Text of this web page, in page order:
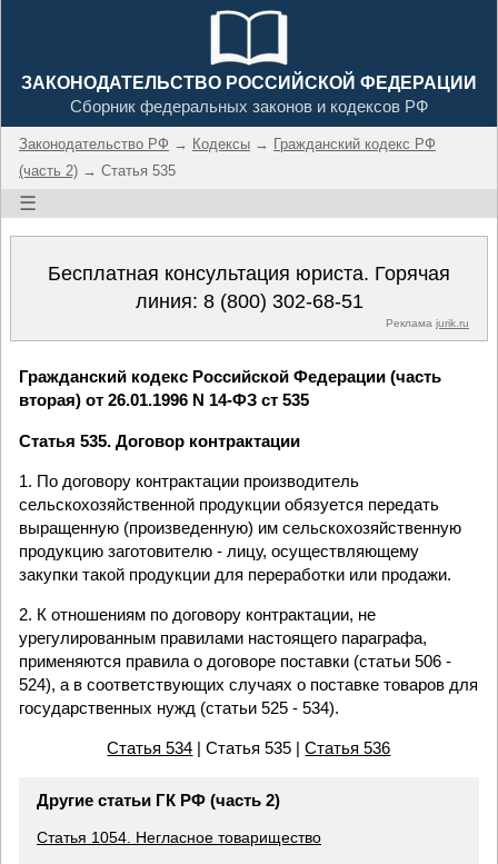
ЗАКОНОДАТЕЛЬСТВО РОССИЙСКОЙ ФЕДЕРАЦИИ
Сборник федеральных законов и кодексов РФ
Законодательство РФ → Кодексы → Гражданский кодекс РФ
(часть 2) → Статья 535
☰
Бесплатная консультация юриста. Горячая
линия: 8 (800) 302-68-51
Реклама jurik.ru
Гражданский кодекс Российской Федерации (часть
вторая) от 26.01.1996 N 14-ФЗ ст 535
Статья 535. Договор контрактации
1. По договору контрактации производитель
сельскохозяйственной продукции обязуется передать
выращенную (произведенную) им сельскохозяйственную
продукцию заготовителю - лицу, осуществляющему
закупки такой продукции для переработки или продажи.
2. К отношениям по договору контрактации, не
урегулированным правилами настоящего параграфа,
применяются правила о договоре поставки (статьи 506 -
524), а в соответствующих случаях о поставке товаров для
государственных нужд (статьи 525 - 534).
Статья 534 | Статья 535 |Статья 536
Другие статьи ГК РФ (часть 2)
Статья 1054. Негласное товарищество